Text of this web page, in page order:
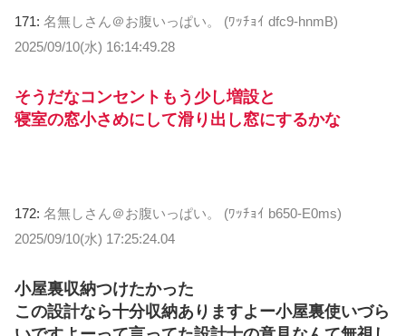
171: 名無しさん＠お腹いっぱい。 (ﾜｯﾁｮｲ dfc9-hnmB)
2025/09/10(水) 16:14:49.28
そうだなコンセントもう少し増設と
寝室の窓小さめにして滑り出し窓にするかな
172: 名無しさん＠お腹いっぱい。 (ﾜｯﾁｮｲ b650-E0ms)
2025/09/10(水) 17:25:24.04
小屋裏収納つけたかった
この設計なら十分収納ありますよー小屋裏使いづら